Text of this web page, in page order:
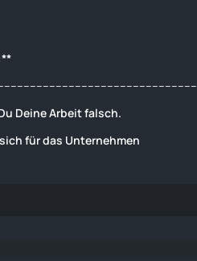
Deine Arbeit falsch.
für das Unternehmen